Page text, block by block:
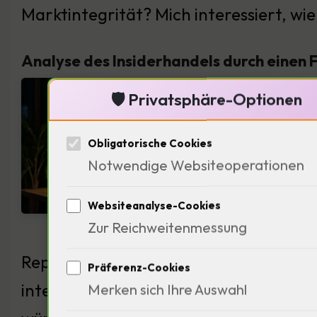
Marktintegrität? Mich interessiert,
Analyse des Insiderhandels durch einen
über
Reputation. Dies führt zu einem
interessiert, wie ein historisches
🛡️ Privatsphäre-Optionen
Obligatorische Cookies
Notwendige Websiteoperationen
Websiteanalyse-Cookies
Zur Reichweitenmessung
Präferenz-Cookies
Merken sich Ihre Auswahl